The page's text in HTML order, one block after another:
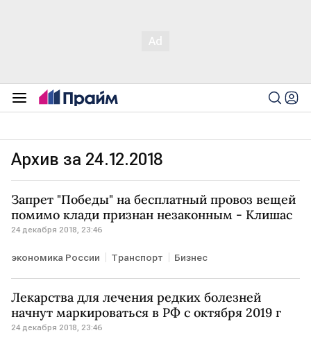
Архив за 24.12.2018
Запрет "Победы" на бесплатный провоз вещей
помимо клади признан незаконным - Клишас
24 декабря 2018, 23:46
экономика России Транспорт Бизнес
Лекарства для лечения редких болезней
начнут маркироваться в РФ с октября 2019 г
24 декабря 2018, 23:46